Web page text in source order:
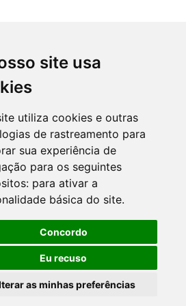
site usa
utiliza cookies e outras
de rastreamento para
sua experiência de
para os seguintes
para ativar a
básica do site.
Concordo
Eu recuso
as minhas preferências
Direito UFPR. ISSN 0104-3315
e 2236-7284 (eletrônico).